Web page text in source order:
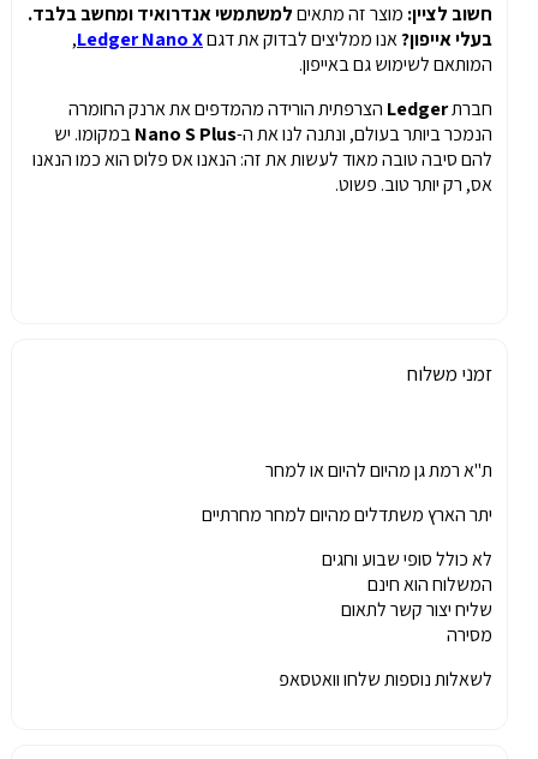
חשוב לציין:מוצר זה מתאיםלמשתמשי אנדרואיד ומחשב בלבד.
בעלי אייפון?אנו ממליצים לבדוק את דגםLedger Nano X
,
המותאם לשימוש גם באייפון.
חברתLedgerהצרפתית הורידה מהמדפים את ארנק החומרה
הנמכר ביותר בעולם, ונתנה לנו את ה-Nano S Plusבמקומו. יש
להם סיבה טובה מאוד לעשות את זה: הנאנו אס פלוס הוא כמו הנאנו
אס, רק יותר טוב. פשוט.
זמני משלוח
ת"א רמת גן מהיום להיום או למחר
יתר הארץ משתדלים מהיום למחר מחרתיים
לא כולל סופי שבוע וחגים
המשלוח הוא חינם
שליח יצור קשר לתאום
מסירה
לשאלות נוספות שלחו וואטסאפ